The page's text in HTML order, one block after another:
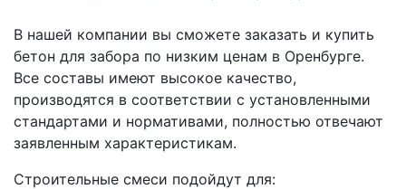
В нашей компании вы сможете заказать и купить
бетон для забора по низким ценам в Оренбурге.
Все составы имеют высокое качество,
производятся в соответствии с установленными
стандартами и нормативами, полностью отвечают
заявленным характеристикам.
Строительные смеси подойдут для: